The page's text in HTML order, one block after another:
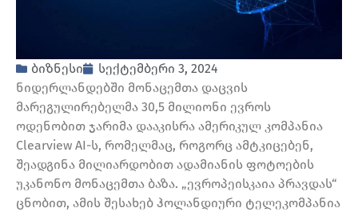
ბიზნესი
სექტემბერი 3, 2024
ნიდერლანდებში მონაცემთა დაცვის
მარეგულირებელმა 30,5 მილიონი ევროს
ოდენობით ჯარიმა დააკისრა ამერიკულ კომპანია
Clearview AI-ს, რომელმაც, როგორც ამტკიცებენ,
შეადგინა მილიარდობით ადამიანის ფოტოების
უკანონო მონაცემთა ბაზა. „ევროპეისკაია პრავდას“
ცნობით, ამის შესახებ ჰოლანდიური ტელეკომპანია